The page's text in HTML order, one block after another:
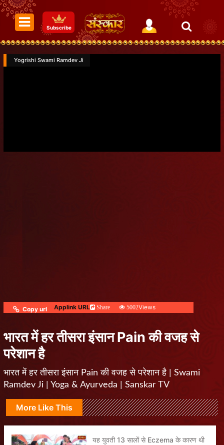
Subscribe
Yogrishi Swami Ramdev Ji
Copy url Applink URL Share 5002Views
भारत में हर तीसरा इंसान Pain की वजह से
परेशान है
भारत में हर तीसरा इंसान Pain की वजह से परेशान है | Swami
Ramdev Ji | Yoga & Ayurveda | Sanskar TV
More Like This
यह युवती 13 सालों से Eczema के कारण थी